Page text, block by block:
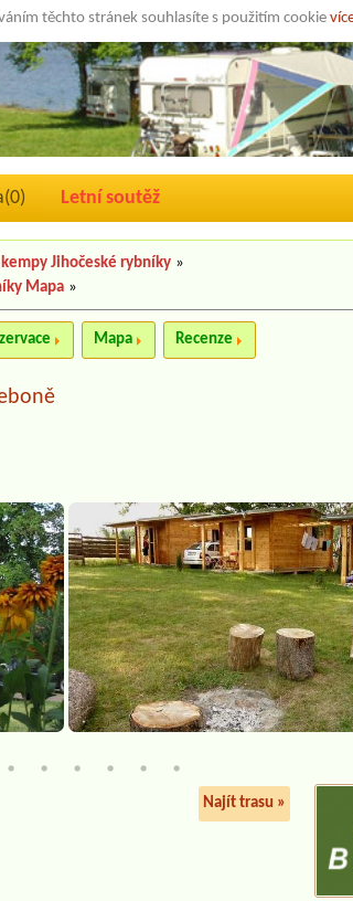
těchto stránek souhlasíte s použitím cookie
0) Letní soutěž
kempy Jihočeské rybníky »
Mapa »
Mapa Recenze
Najít trasu »